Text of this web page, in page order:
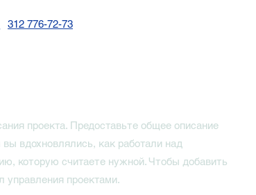
312 776-72-73
проекта. Предоставьте общее описание
вдохновлялись, как работали над
которую считаете нужной. Чтобы добавить
управления проектами.